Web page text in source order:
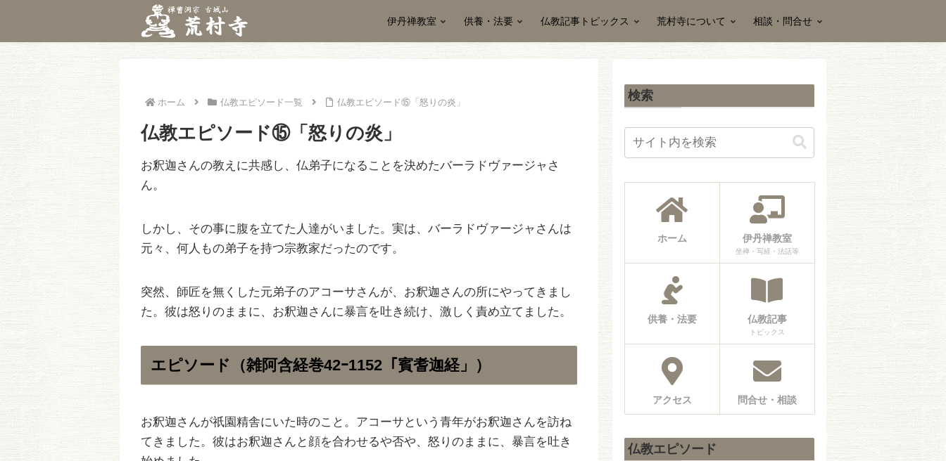
伊丹禅教室 供養・法要 仏教記事トピックス 荒村寺について 相談・問合せ
ホーム 仏教エピソード一覧 仏教エピソード⑮「怒りの炎」
仏教エピソード⑮「怒りの炎」
お釈迦さんの教えに共感し、仏弟子になることを決めたバーラドヴァージャさ
ん。
しかし、その事に腹を立てた人達がいました。実は、バーラドヴァージャさんは
元々、何人もの弟子を持つ宗教家だったのです。
突然、師匠を無くした元弟子のアコーサさんが、お釈迦さんの所にやってきまし
た。彼は怒りのままに、お釈迦さんに暴言を吐き続け、激しく責め立てました。
エピソード（雑阿含経巻42ｰ1152「賓耆迦経」）
お釈迦さんが祇園精舎にいた時のこと。アコーサという青年がお釈迦さんを訪ね
てきました。彼はお釈迦さんと顔を合わせるや否や、怒りのままに、暴言を吐き
検索
ホーム 伊丹禅教室
坐禅・写経・法話等
供養・法要 仏教記事
トピックス
アクセス 問合せ・相談
仏教エピソード